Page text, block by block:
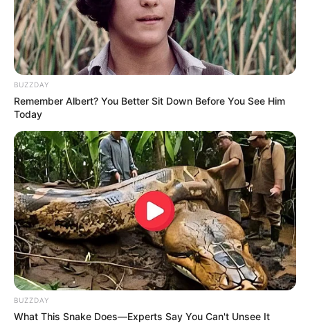
BUZZDAY
Remember Albert? You Better Sit Down Before You See Him
Today
BUZZDAY
What This Snake Does—Experts Say You Can't Unsee It